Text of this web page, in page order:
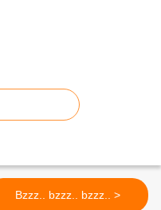
Bzzz.. bzzz.. bzzz.. >